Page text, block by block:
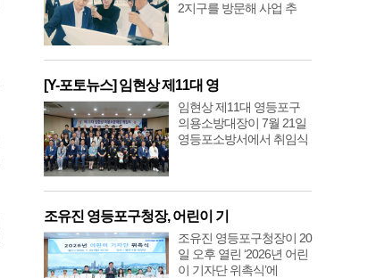
2지구를 방문해 사업 추
[Y-포토뉴스] 임현상 제11대 영
임현상 제11대 영등포구
의용소방대장이 7월 21일
영등포소방서에서 취임식
조유진 영등포구청장, 어린이 기
조유진 영등포구청장이 20
일 오후 열린 ‘2026년 어린
이 기자단 위촉식’에